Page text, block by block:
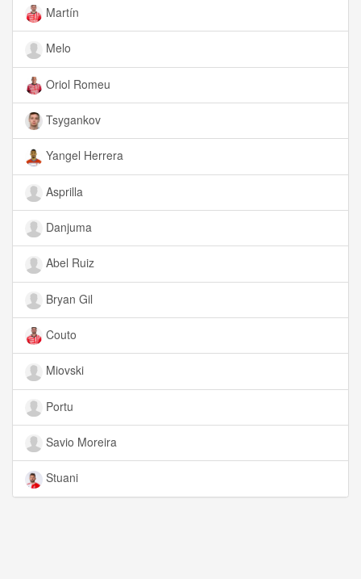
Martín
Melo
Oriol Romeu
Tsygankov
Yangel Herrera
Asprilla
Danjuma
Abel Ruiz
Bryan Gil
Couto
Miovski
Portu
Savio Moreira
Stuani